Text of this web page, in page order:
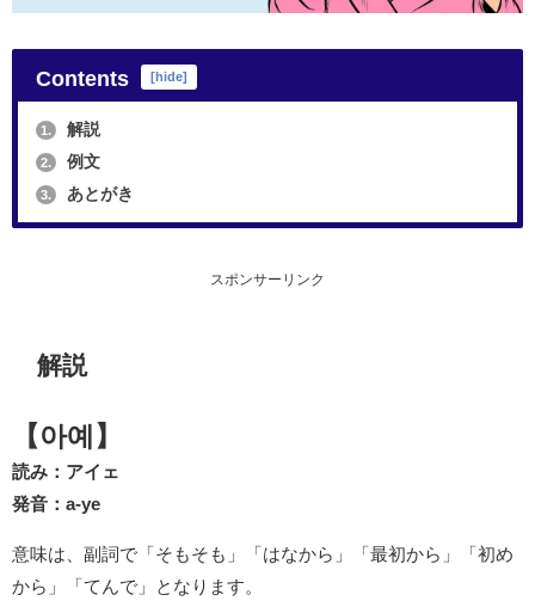
Contents [hide]
1. 解説
2. 例文
3. あとがき
スポンサーリンク
解説
【아예】
読み：アイェ
発音：a-ye
意味は、副詞で「そもそも」「はなから」「最初から」「初め
から」「てんで」となります。